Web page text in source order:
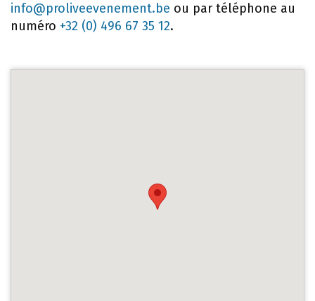
info@proliveevenement.be ou par téléphone au
numéro +32 (0) 496 67 35 12.